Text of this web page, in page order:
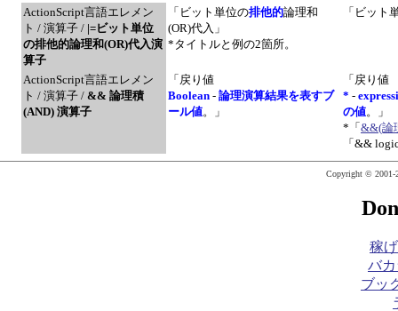
ActionScript言語エレメン
ト / 演算子 / |=ビット単位
の排他的論理和(OR)代入演
算子
「ビット単位の排他的論理和
(OR)代入」
*タイトルと例の2箇所。
「ビット
ActionScript言語エレメン
ト / 演算子 / && 論理積
(AND) 演算子
「戻り値
Boolean - 論理演算結果を表すブ
ール値。」
「戻り値
* -
の値。」
*「 &&(論
「&&
Copyright © 2001-
稼
バ
ブッ